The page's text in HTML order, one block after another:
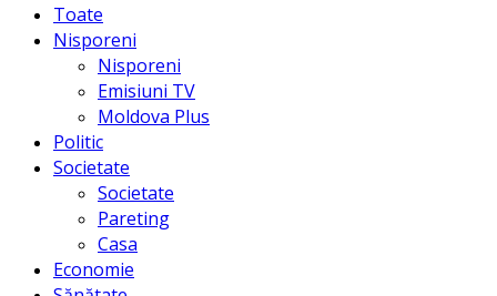
Toate
Nisporeni
Nisporeni
Emisiuni TV
Moldova Plus
Politic
Societate
Societate
Pareting
Casa
Economie